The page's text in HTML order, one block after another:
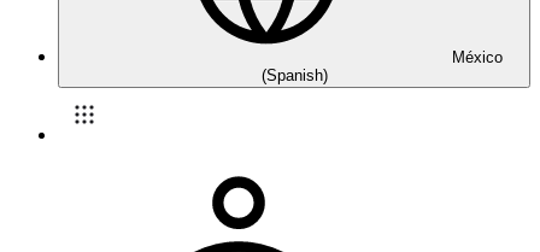
México
(Spanish)